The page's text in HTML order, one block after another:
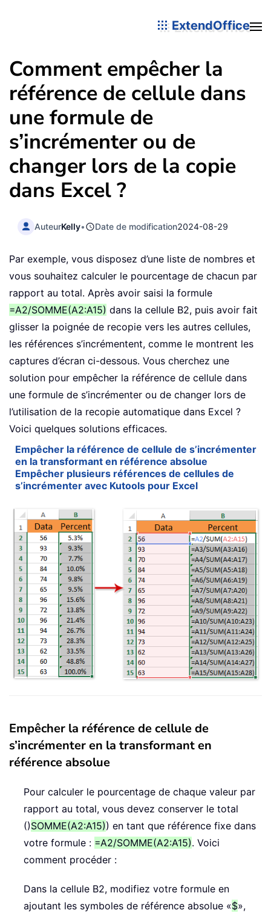
ExtendOffice
Comment empêcher la
référence de cellule dans
une formule de
s’incrémenter ou de
changer lors de la copie
dans Excel ?
AuteurKelly• Date de modification2024-08-29
Par exemple, vous disposez d’une liste de nombres et
vous souhaitez calculer le pourcentage de chacun par
rapport au total. Après avoir saisi la formule
=A2/SOMME(A2:A15) dans la cellule B2, puis avoir fait
glisser la poignée de recopie vers les autres cellules,
les références s’incrémentent, comme le montrent les
captures d’écran ci-dessous. Vous cherchez une
solution pour empêcher la référence de cellule dans
une formule de s’incrémenter ou de changer lors de
l’utilisation de la recopie automatique dans Excel ?
Voici quelques solutions efficaces.
Empêcher la référence de cellule de s’incrémenter
en la transformant en référence absolue
Empêcher plusieurs références de cellules de
s’incrémenter avec Kutools pour Excel
Empêcher la référence de cellule de
s’incrémenter en la transformant en
référence absolue
Pour calculer le pourcentage de chaque valeur par
rapport au total, vous devez conserver le total
()SOMME(A2:A15)) en tant que référence fixe dans
votre formule : =A2/SOMME(A2:A15). Voici
comment procéder :
Dans la cellule B2, modifiez votre formule en
ajoutant les symboles de référence absolue «$»,